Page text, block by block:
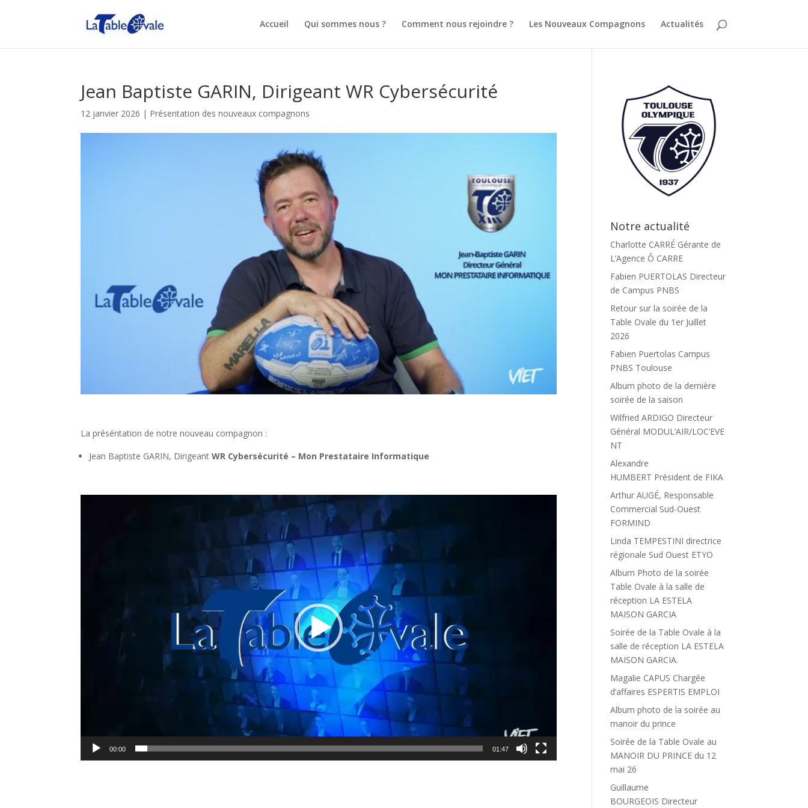
Accueil Qui sommes nous ? Comment nous rejoindre ? Les Nouveaux Compagnons Actualités
Jean Baptiste GARIN, Dirigeant WR Cybersécurité
12 janvier 2026 | Présentation des nouveaux compagnons
La préséntation de notre nouveau compagnon :
Jean Baptiste GARIN, DirigeantWR Cybersécurité – Mon Prestataire Informatique
00:00 01:47
Notre actualité
Charlotte CARRÉ Gérante de
L’Agence Ô CARRE
Fabien PUERTOLAS Directeur
de Campus PNBS
Retour sur la soirée de la
Table Ovale du 1er Juillet
2026
Fabien Puertolas Campus
PNBS Toulouse
Album photo de la dernière
soirée de la saison
Wilfried ARDIGO Directeur
Général MODUL’AIR/LOC’EVE
NT
Alexandre
HUMBERT Président de FIKA
Arthur AUGÉ, Responsable
Commercial Sud-Ouest
FORMIND
Linda TEMPESTINI directrice
régionale Sud Ouest ETYO
Album Photo de la soirée
Table Ovale à la salle de
réception LA ESTELA
MAISON GARCIA
Soirée de la Table Ovale à la
salle de réception LA ESTELA
MAISON GARCIA.
Magalie CAPUS Chargée
d’affaires ESPERTIS EMPLOI
Album photo de la soirée au
manoir du prince
Soirée de la Table Ovale au
MANOIR DU PRINCE du 12
mai 26
Guillaume
BOURGEOIS Directeur